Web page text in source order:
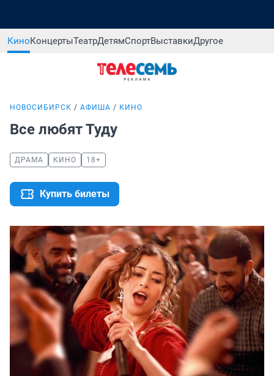
КиноКонцертыТеатрДетямСпортВыставкиДругое
НОВОСИБИРСК АФИША КИНО
Все любят Туду
ДРАМА КИНО 18+
Купить билеты